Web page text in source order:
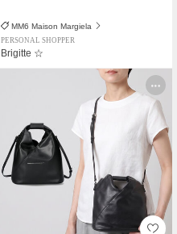
MM6 Maison Margiela
PERSONAL SHOPPER
Brigitte ☆